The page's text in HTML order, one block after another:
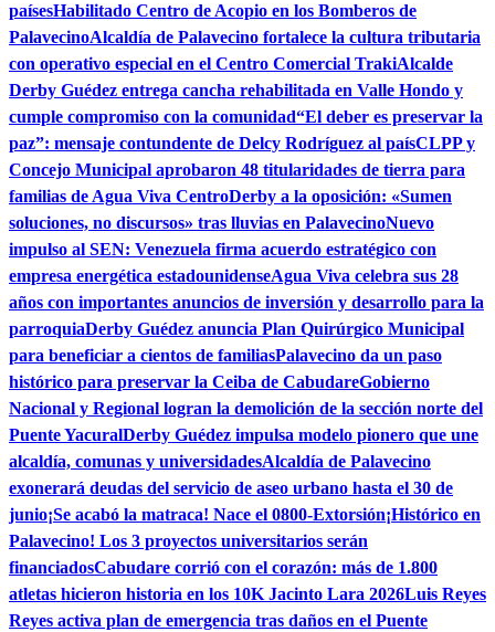
paísesHabilitado Centro de Acopio en los Bomberos de
PalavecinoAlcaldía de Palavecino fortalece la cultura tributaria
con operativo especial en el Centro Comercial TrakiAlcalde
Derby Guédez entrega cancha rehabilitada en Valle Hondo y
cumple compromiso con la comunidad“El deber es preservar la
paz”: mensaje contundente de Delcy Rodríguez al paísCLPP y
Concejo Municipal aprobaron 48 titularidades de tierra para
familias de Agua Viva CentroDerby a la oposición: «Sumen
soluciones, no discursos» tras lluvias en PalavecinoNuevo
impulso al SEN: Venezuela firma acuerdo estratégico con
empresa energética estadounidenseAgua Viva celebra sus 28
años con importantes anuncios de inversión y desarrollo para la
parroquiaDerby Guédez anuncia Plan Quirúrgico Municipal
para beneficiar a cientos de familiasPalavecino da un paso
histórico para preservar la Ceiba de CabudareGobierno
Nacional y Regional logran la demolición de la sección norte del
Puente YacuralDerby Guédez impulsa modelo pionero que une
alcaldía, comunas y universidadesAlcaldía de Palavecino
exonerará deudas del servicio de aseo urbano hasta el 30 de
junio¡Se acabó la matraca! Nace el 0800-Extorsión¡Histórico en
Palavecino! Los 3 proyectos universitarios serán
financiadosCabudare corrió con el corazón: más de 1.800
atletas hicieron historia en los 10K Jacinto Lara 2026Luis Reyes
Reyes activa plan de emergencia tras daños en el Puente